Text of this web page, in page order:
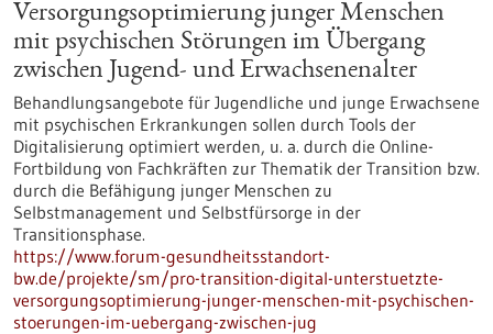
Versorgungsoptimierung junger Menschen
mit psychischen Störungen im Übergang
zwischen Jugend- und Erwachsenenalter
Behandlungsangebote für Jugendliche und junge Erwachsene
mit psychischen Erkrankungen sollen durch Tools der
Digitalisierung optimiert werden, u. a. durch die Online-
Fortbildung von Fachkräften zur Thematik der Transition bzw.
durch die Befähigung junger Menschen zu
Selbstmanagement und Selbstfürsorge in der
Transitionsphase.
https://www.forum-gesundheitsstandort-
bw.de/projekte/sm/pro-transition-digital-unterstuetzte-
versorgungsoptimierung-junger-menschen-mit-psychischen-
stoerungen-im-uebergang-zwischen-jug